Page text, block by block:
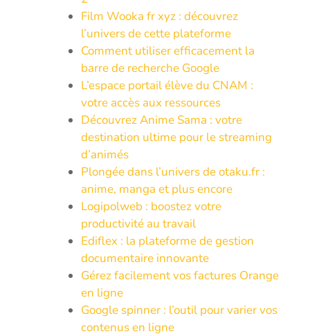
Film Wooka fr xyz : découvrez
l’univers de cette plateforme
Comment utiliser efficacement la
barre de recherche Google
L’espace portail élève du CNAM :
votre accès aux ressources
Découvrez Anime Sama : votre
destination ultime pour le streaming
d’animés
Plongée dans l’univers de otaku.fr :
anime, manga et plus encore
Logipolweb : boostez votre
productivité au travail
Ediflex : la plateforme de gestion
documentaire innovante
Gérez facilement vos factures Orange
en ligne
Google spinner : l’outil pour varier vos
contenus en ligne